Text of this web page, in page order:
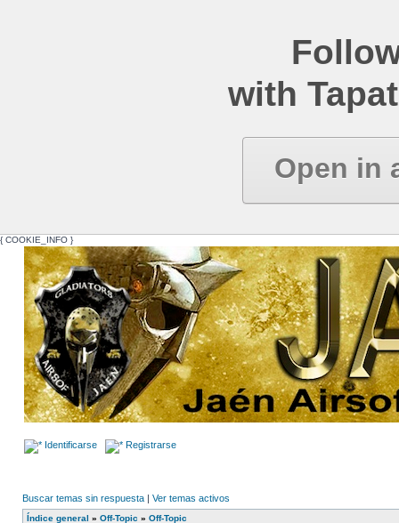
with
Open in
{ COOKIE_INFO }
Identificarse Registrarse
Buscar temas sin respuesta | Ver temas activos
Índice general » Off-Topic » Off-Topic